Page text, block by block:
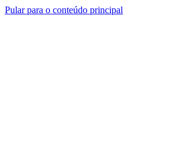
Pular para o conteúdo principal